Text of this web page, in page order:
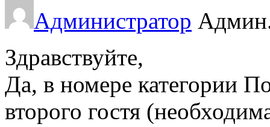
Администратор
Здравствуйте,
Да, в номере категории
второго гостя